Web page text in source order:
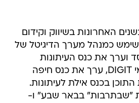
האחרונות בשיווק וקידום
כמנהל מערך הדיגיטל של
וערך את כנס העיתונות
הדיגיטלית הבינלאומי DIGIT, ערך את כנס חיפה
בכנס אילת לעיתונות.
"שבתרבות" בבאר שבע" ו-